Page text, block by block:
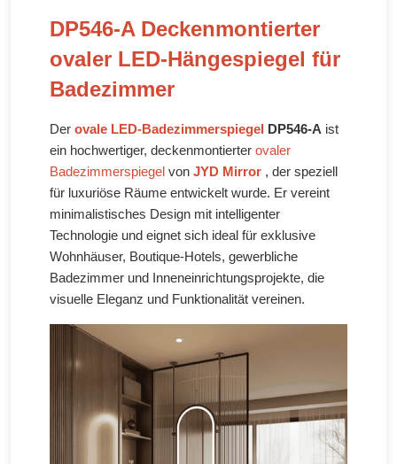
DP546-A Deckenmontierter
ovaler LED-Hängespiegel für
Badezimmer
Der ovale LED-Badezimmerspiegel DP546-A ist
ein hochwertiger, deckenmontierter ovaler
Badezimmerspiegel von JYD Mirror , der speziell
für luxuriöse Räume entwickelt wurde. Er vereint
minimalistisches Design mit intelligenter
Technologie und eignet sich ideal für exklusive
Wohnhäuser, Boutique-Hotels, gewerbliche
Badezimmer und Inneneinrichtungsprojekte, die
visuelle Eleganz und Funktionalität vereinen.